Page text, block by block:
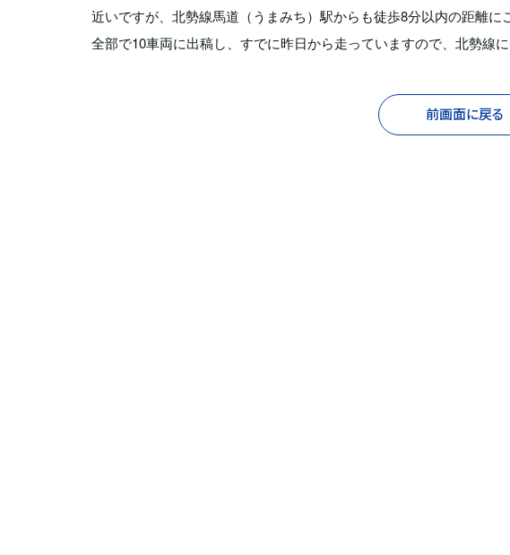
近いですが、北勢線馬道（うまみち）駅からも徒歩8分以内の距離に
全部で10車両に出稿し、すでに昨日から走っていますので、北勢線
前画面に戻る